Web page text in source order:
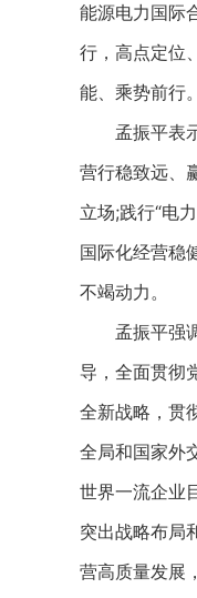
能源电力国际
行，高点定位
能、乘势前行。
孟振平表示
营行稳致远、
立场;践行“电
国际化经营稳
不竭动力。
孟振平强调
导，全面贯彻
全新战略，贯
全局和国家外
世界一流企业
突出战略布局
营高质量发展